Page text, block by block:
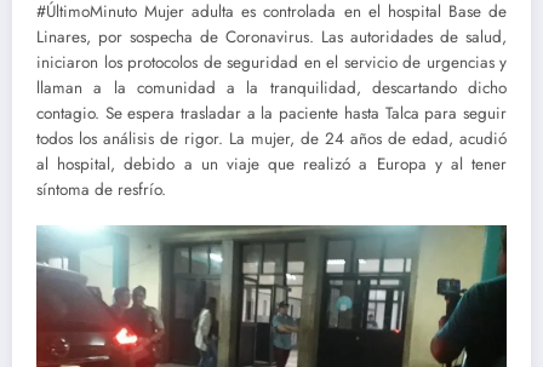
#ÚltimoMinuto Mujer adulta es controlada en el hospital Base de
Linares, por sospecha de Coronavirus. Las autoridades de salud,
iniciaron los protocolos de seguridad en el servicio de urgencias y
llaman a la comunidad a la tranquilidad, descartando dicho
contagio. Se espera trasladar a la paciente hasta Talca para seguir
todos los análisis de rigor. La mujer, de 24 años de edad, acudió
al hospital, debido a un viaje que realizó a Europa y al tener
síntoma de resfrío.